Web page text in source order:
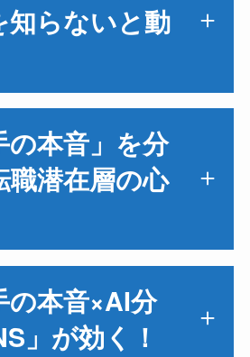
知らないと動
の本音」を分
職潜在層の心
の本音×AI分
」が効く！